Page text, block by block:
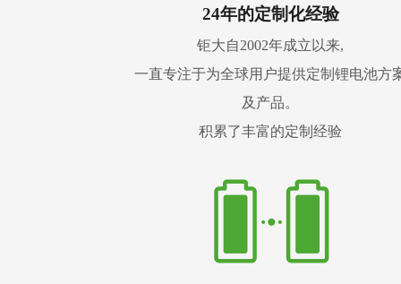
24年的定制化经验
钜大自2002年成立以来,
一直专注于为全球用户提供定制锂电池方
及产品。
积累了丰富的定制经验